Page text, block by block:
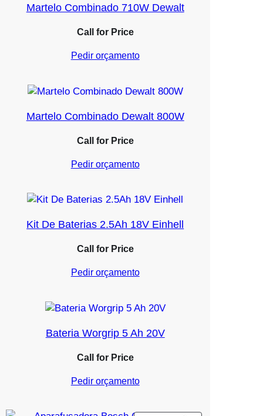
Martelo Combinado 710W Dewalt
Call for Price
Pedir orçamento
Martelo Combinado Dewalt 800W
Call for Price
Pedir orçamento
Kit De Baterias 2.5Ah 18V Einhell
Call for Price
Pedir orçamento
Bateria Worgrip 5 Ah 20V
Call for Price
Pedir orçamento